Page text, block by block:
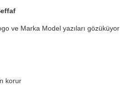
ve Marka Model yazıları gözüküyor
korur